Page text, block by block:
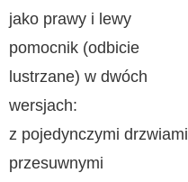
jako prawy i lewy
pomocnik (odbicie
lustrzane) w dwóch
wersjach:
z pojedynczymi drzwiami
przesuwnymi